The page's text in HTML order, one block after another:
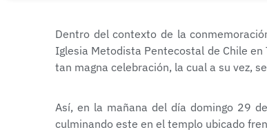
Dentro del contexto de la
Iglesia Metodista Pentecostal de Chile
tan magna celebración, la cual a su vez,
Así, en la mañana del día domingo 29
culminando este en el templo ubicado